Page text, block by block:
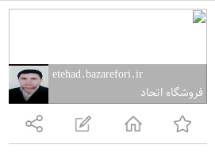
etehad.bazarefori.ir
فروشگاه اتحاد